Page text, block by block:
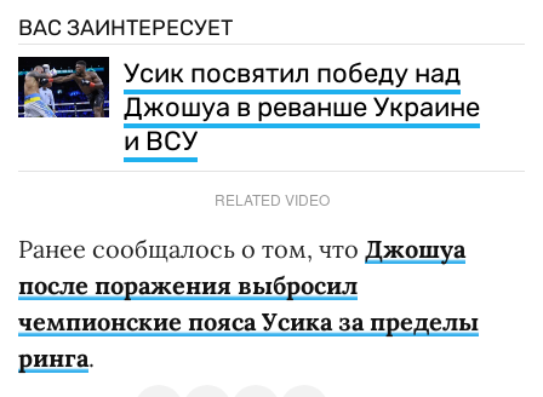
ВАС ЗАИНТЕРЕСУЕТ
Усик посвятил победу над
Джошуа в реванше Украине
и ВСУ
RELATED VIDEO
Ранее сообщалось о том, что Джошуа
после поражения выбросил
чемпионские пояса Усика за пределы
ринга.